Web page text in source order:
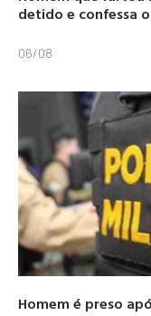
detido e confessa
06/08
Homem é preso